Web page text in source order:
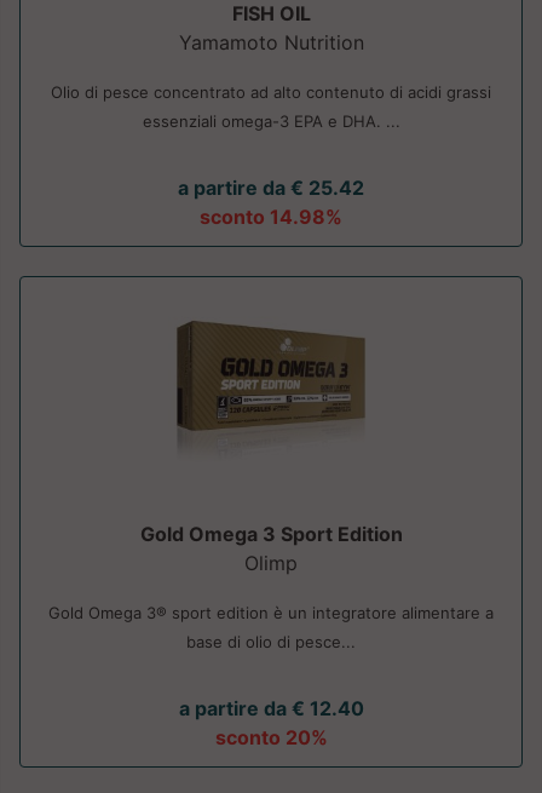
FISH OIL
Yamamoto Nutrition
Olio di pesce concentrato ad alto contenuto di acidi grassi
essenziali omega-3 EPA e DHA. ...
a partire da € 25.42
sconto 14.98%
Gold Omega 3 Sport Edition
Olimp
Gold Omega 3® sport edition è un integratore alimentare a
base di olio di pesce...
a partire da € 12.40
sconto 20%